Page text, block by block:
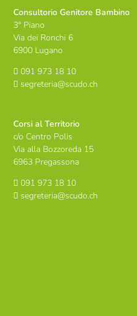
Consultorio Genitore Bambino
3° Piano
Via dei Ronchi 6
6900 Lugano
091 973 18 10
segreteria@scudo.ch
Corsi al Territorio
c/o Centro Polis
Via alla Bozzoreda 15
6963 Pregassona
091 973 18 10
segreteria@scudo.ch